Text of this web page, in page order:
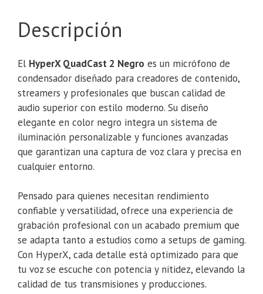
Descripción
El HyperX QuadCast 2 Negro es un micrófono de
condensador diseñado para creadores de contenido,
streamers y profesionales que buscan calidad de
audio superior con estilo moderno. Su diseño
elegante en color negro integra un sistema de
iluminación personalizable y funciones avanzadas
que garantizan una captura de voz clara y precisa en
cualquier entorno.
Pensado para quienes necesitan rendimiento
confiable y versatilidad, ofrece una experiencia de
grabación profesional con un acabado premium que
se adapta tanto a estudios como a setups de gaming.
Con HyperX, cada detalle está optimizado para que
tu voz se escuche con potencia y nitidez, elevando la
calidad de tus transmisiones y producciones.